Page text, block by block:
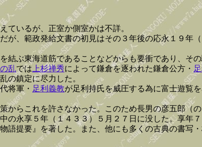
ているが、正室か側室かは不詳。
が、範政発給文書の初見はその３年後の応永１９年
結ぶ東海道筋であることなどからも要衝であり、そ
乱では 上杉禅秀によって鎌倉を逐われた鎌倉公方・
の鎮定に尽力した。
将軍・ 足利義教が足利持氏を威圧する為に富士遊覧
からこれを許さなかった。このため長男の彦五郎（
永享５年（１４３３）５月２７日に没した。享年
提要』を著した。また、他にも多くの古典の書写